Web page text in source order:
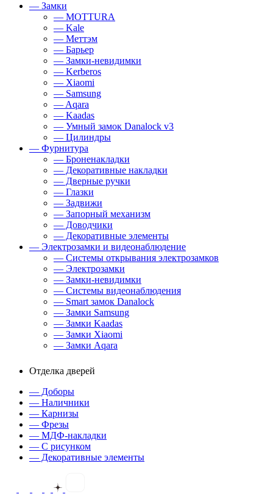
— Замки
— MOTTURA
— Kale
— Меттэм
— Барьер
— Замки-невидимки
— Kerberos
— Xiaomi
— Samsung
— Aqara
— Kaadas
— Умный замок Danalock v3
— Цилиндры
— Фурнитура
— Броненакладки
— Декоративные накладки
— Дверные ручки
— Глазки
— Задвижи
— Запорный механизм
— Доводчики
— Декоративные элементы
— Электрозамки и видеонаблюдение
— Системы открывания электрозамков
— Электрозамки
— Замки-невидимки
— Системы видеонаблюдения
— Smart замок Danalock
— Замки Samsung
— Замки Kaadas
— Замки Xiaomi
— Замки Aqara
Отделка дверей
— Доборы
— Наличники
— Карнизы
— Фрезы
— МДФ-накладки
— С рисунком
— Декоративные элементы